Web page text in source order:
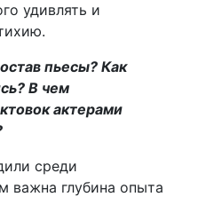
удивлять и
пьесы? Как
В чем
актерами
среди
важна глубина опыта